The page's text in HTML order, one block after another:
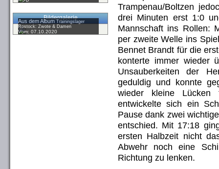
Bildergalerie
Aus dem AlbumTrainingslager
Rostock: Zwote & Damen
Vom: 07.10.2020
Trampenau/Boltzen
drei Minuten erst 1:0
Mannschaft ins Rollen:
per zweite Welle ins
Bennet Brandt für die
konterte immer wieder
Unsauberkeiten der
geduldig und konnte
wieder kleine
entwickelte sich ein
Pause dank zwei
entschied. Mit 17:18
ersten Halbzeit nicht
Abwehr noch eine
Richtung zu lenken.